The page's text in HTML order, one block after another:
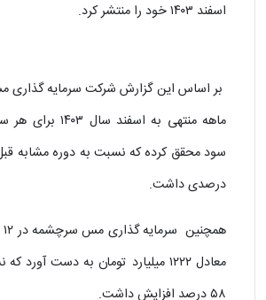
اسفند ۱۴۰۳ خود را منتشر کرد.
درصدی داشت.
معادل ۱۲۲۲ میلیارد تومان به دست
۵۸ درصد افزایش داشت.